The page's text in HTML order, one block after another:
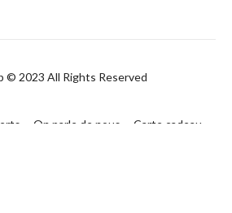
© 2023 All Rights Reserved
On parle de nous
Carte cadeau